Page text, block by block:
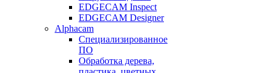
EDGECAM Inspect
EDGECAM Designer
Alphacam
Специализированное
ПО
Обработка дерева,